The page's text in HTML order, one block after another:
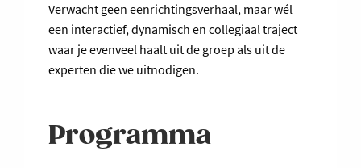
Verwacht geen eenrichtingsverhaal, maar wél
een interactief, dynamisch en collegiaal traject
waar je evenveel haalt uit de groep als uit de
experten die we uitnodigen.
Programma